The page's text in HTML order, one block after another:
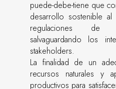
puede-debe-tiene que
desarrollo sostenible
regulaciones de
salvaguardando los
stakeholders.
La finalidad de un
recursos naturales y
productivos para